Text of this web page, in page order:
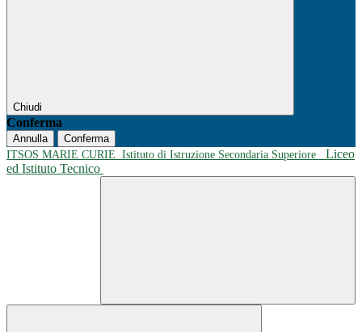
Chiudi
Conferma
Annulla
Conferma
ITSOS MARIE CURIE Istituto di Istruzione Secondaria Superiore
Liceo
ed Istituto Tecnico